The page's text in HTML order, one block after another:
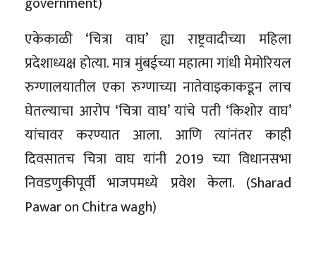
एकेकाळी ‘चित्रा वाघ’ ह्या राष्ट्रवादीच्या महिला
प्रदेशाध्यक्ष होत्या. मात्र मुंबईच्या महात्मा गांधी मेमोरियल
रुग्णालयातील एका रुग्णाच्या नातेवाइकाकडून लाच
घेतल्याचा आरोप ‘चित्रा वाघ’ यांचे पती ‘किशोर वाघ’
यांचावर करण्यात आला. आणि त्यांनंतर काही
दिवसातच चित्रा वाघ यांनी 2019 च्या विधानसभा
निवडणुकीपूर्वी भाजपमध्ये प्रवेश केला. (Sharad
Pawar on Chitra wagh)